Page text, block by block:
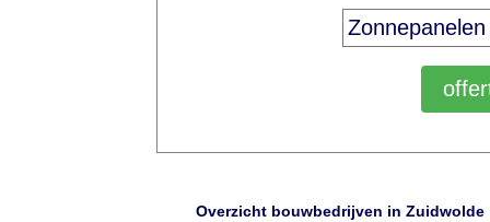
Overzicht bouwbedrijven in Zuidwolde